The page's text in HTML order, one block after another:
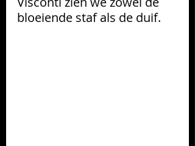
bloeiende staf als de duif.